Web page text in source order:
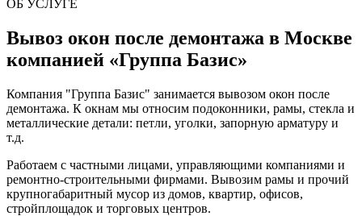
ОБ УСЛУГЕ
Вывоз окон после демонтажа в Москве
компанией «Группа Базис»
Компания "Группа Базис" занимается вывозом окон после
демонтажа. К окнам мы относим подоконники, рамы, стекла и
металлические детали: петли, уголки, запорную арматуру и
т.д.
Работаем с частными лицами, управляющими компаниями и
ремонтно-строительными фирмами. Вывозим рамы и прочий
крупногабаритный мусор из домов, квартир, офисов,
стройплощадок и торговых центров.